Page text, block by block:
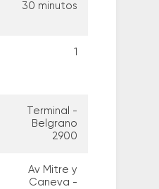
30 minutos
1
Terminal -
Belgrano
2900
Av Mitre y
Caneva -